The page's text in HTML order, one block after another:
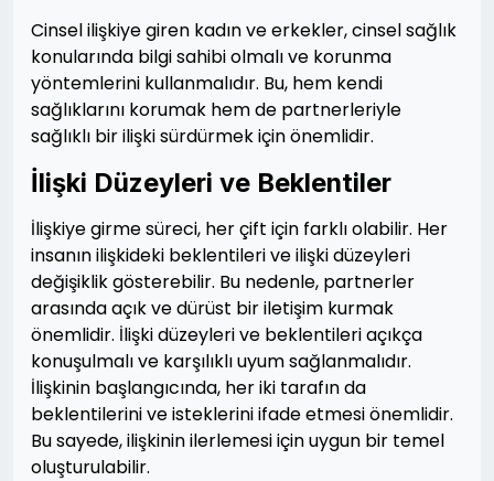
Cinsel ilişkiye giren kadın ve erkekler, cinsel sağlık
konularında bilgi sahibi olmalı ve korunma
yöntemlerini kullanmalıdır. Bu, hem kendi
sağlıklarını korumak hem de partnerleriyle
sağlıklı bir ilişki sürdürmek için önemlidir.
İlişki Düzeyleri ve Beklentiler
İlişkiye girme süreci, her çift için farklı olabilir. Her
insanın ilişkideki beklentileri ve ilişki düzeyleri
değişiklik gösterebilir. Bu nedenle, partnerler
arasında açık ve dürüst bir iletişim kurmak
önemlidir. İlişki düzeyleri ve beklentileri açıkça
konuşulmalı ve karşılıklı uyum sağlanmalıdır.
İlişkinin başlangıcında, her iki tarafın da
beklentilerini ve isteklerini ifade etmesi önemlidir.
Bu sayede, ilişkinin ilerlemesi için uygun bir temel
oluşturulabilir.